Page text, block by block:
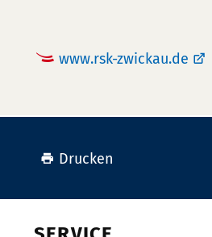
www.rsk-zwickau.de
Drucken